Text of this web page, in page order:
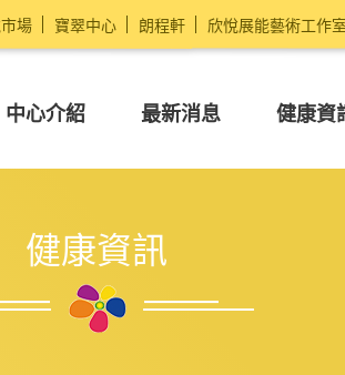
場 寶翠中心 朗程軒 欣悅展能藝術工作
中心介紹 最新消息 健康資
健康資訊